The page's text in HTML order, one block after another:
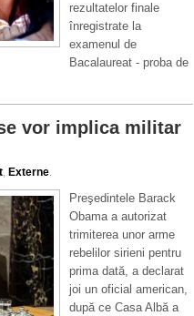
rezultatelor finale
înregistrate la
examenul de
Bacalaureat - proba de
vor implica militar
, Externe.
Preşedintele Barack
Obama a autorizat
trimiterea unor arme
rebelilor sirieni pentru
prima dată, a declarat
joi un oficial american,
după ce Casa Albă a